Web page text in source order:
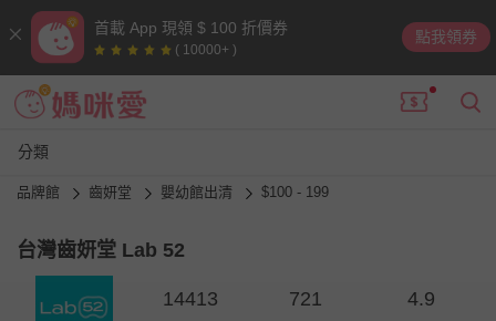
首載 App 現領 $ 100 折價券
( 10000+ )
點我領券
分類
品牌館 齒妍堂 嬰幼館出清 $100 - 199
台灣齒妍堂 Lab 52
14413 721 4.9